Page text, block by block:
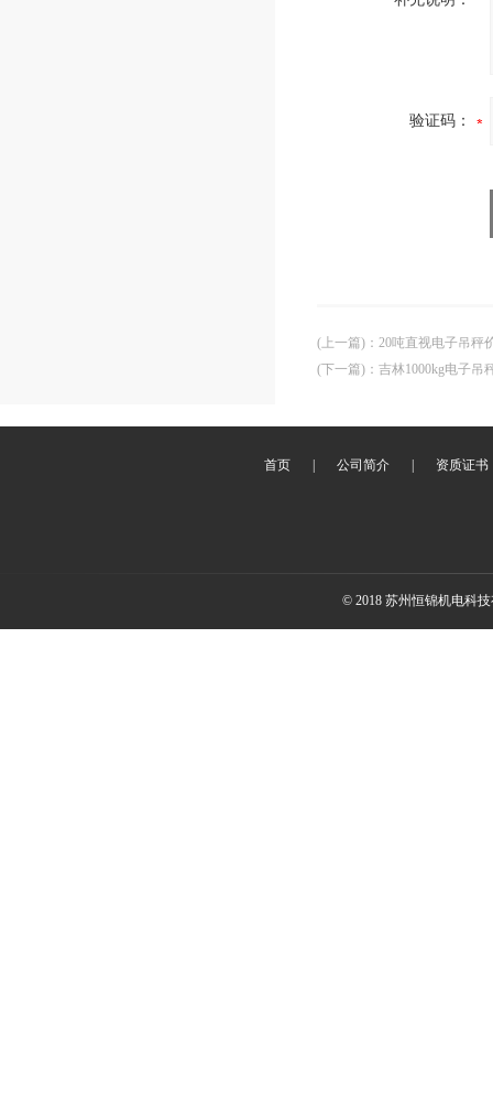
验证码：
(上一篇) ： 20吨直视电子吊秤
(下一篇) ： 吉林1000kg电子吊
首页 公司简介 资质证书
© 2018 苏州恒锦机电科